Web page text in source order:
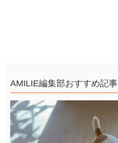
AMILIE編集部おすすめ記事